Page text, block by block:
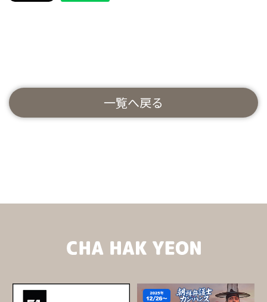
一覧へ戻る